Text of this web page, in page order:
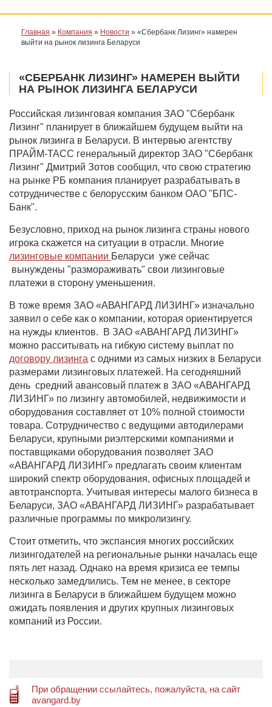
Главная » Компания » Новости » «Сбербанк Лизинг» намерен
выйти на рынок лизинга Беларуси
«СБЕРБАНК ЛИЗИНГ» НАМЕРЕН ВЫЙТИ
НА РЫНОК ЛИЗИНГА БЕЛАРУСИ
Российская лизинговая компания ЗАО "Сбербанк
Лизинг" планирует в ближайшем будущем выйти на
рынок лизинга в Беларуси. В интервью агентству
ПРАЙМ-ТАСС генеральный директор ЗАО "Сбербанк
Лизинг" Дмитрий Зотов сообщил, что свою стратегию
на рынке РБ компания планирует разрабатывать в
сотрудничестве с белорусским банком ОАО "БПС-
Банк".
Безусловно, приход на рынок лизинга страны нового
игрока скажется на ситуации в отрасли. Многие
лизинговые компании Беларуси уже сейчас
вынуждены "размораживать" свои лизинговые
платежи в сторону уменьшения.
В тоже время ЗАО «АВАНГАРД ЛИЗИНГ» изначально
заявил о себе как о компании, которая ориентируется
на нужды клиентов. В ЗАО «АВАНГАРД ЛИЗИНГ»
можно расситывать на гибкую систему выплат по
договору лизинга с одними из самых низких в Беларуси
размерами лизинговых платежей. На сегодняшний
день средний авансовый платеж в ЗАО «АВАНГАРД
ЛИЗИНГ» по лизингу автомобилей, недвижимости и
оборудования составляет от 10% полной стоимости
товара. Сотрудничество с ведущими автодилерами
Беларуси, крупными риэлтерскими компаниями и
поставщиками оборудования позволяет ЗАО
«АВАНГАРД ЛИЗИНГ» предлагать своим клиентам
широкий спектр оборудования, офисных площадей и
автотранспорта. Учитывая интересы малого бизнеса в
Беларуси, ЗАО «АВАНГАРД ЛИЗИНГ» разрабатывает
различные программы по микролизингу.
Стоит отметить, что экспансия многих российских
лизингодателей на региональные рынки началась еще
пять лет назад. Однако на время кризиса ее темпы
несколько замедлились. Тем не менее, в секторе
лизинга в Беларуси в ближайшем будущем можно
ожидать появления и других крупных лизинговых
компаний из России.
При обращении ссылайтесь, пожалуйста, на сайт
avangard.by